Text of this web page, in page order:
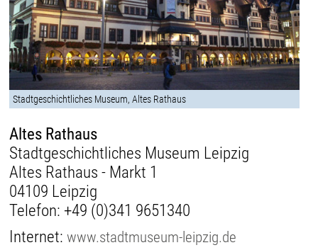
Stadtgeschichtliches Museum, Altes Rathaus
Altes Rathaus
Stadtgeschichtliches Museum Leipzig
Altes Rathaus - Markt 1
04109 Leipzig
Telefon: +49 (0)341 9651340
Internet:www.stadtmuseum-leipzig.de